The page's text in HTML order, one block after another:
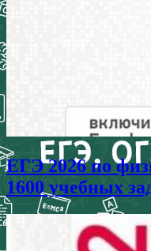
ЕГЭ 2026 по
1600 учебных